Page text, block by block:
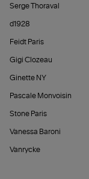
Serge Thoraval
d1928
Feidt Paris
Gigi Clozeau
Ginette NY
Pascale Monvoisin
Stone Paris
Vanessa Baroni
Vanrycke